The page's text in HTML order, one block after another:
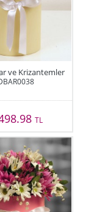
ve Krizantemler
TL